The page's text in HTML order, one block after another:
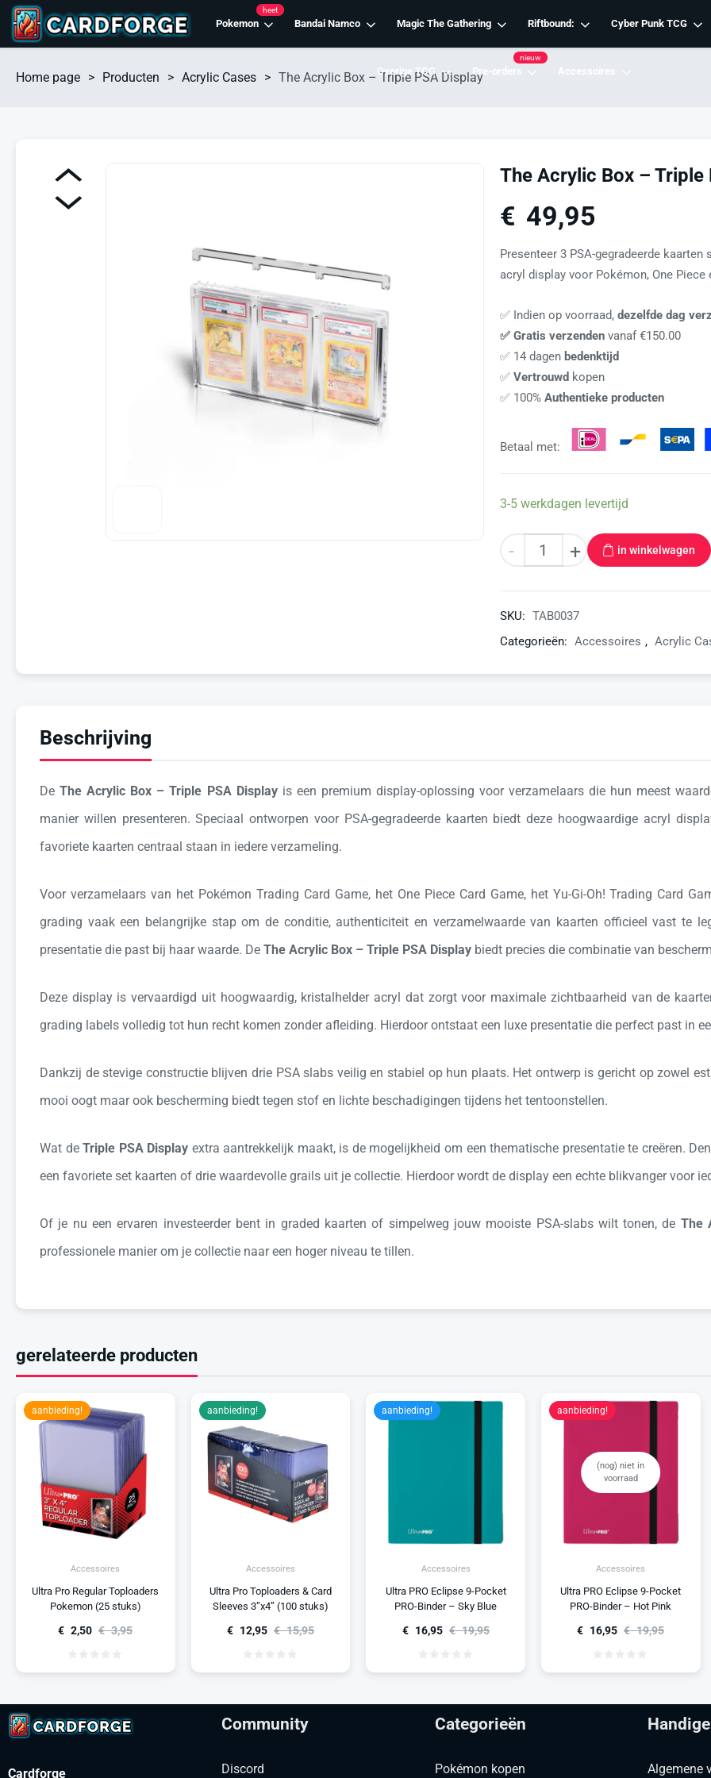
Pokemon
heet
Bandai Namco Magic The Gathering Riftbound: Cyber Punk TCG
Overige TCG Pre-orders
nieuw
Accessoires
Home page > Producten > Acrylic Cases > The Acrylic Box – Triple PSA Display
The Acrylic Box – Triple
€ 49,95
Presenteer 3 PSA-gegradeerde
acryl display voor Pokémon, One Piece
✅ Indien op voorraad, dezelfde dag
✅ Gratis verzenden vanaf €150.00
✅ 14 dagen bedenktijd
✅ Vertrouwd kopen
✅ 100% Authentieke producten
Betaal met:
3-5 werkdagen levertijd
- + in winkelwagen
SKU: TAB0037
Categorieën: Accessoires , Acrylic
Beschrijving
DeThe Acrylic Box – Triple PSA Displayis een premium display-oplossing voor verzamelaars die hun meest
manier willen presenteren. Speciaal ontworpen voor PSA-gegradeerde kaarten biedt deze hoogwaardige acryl
favoriete kaarten centraal staan in iedere verzameling.
Voor verzamelaars van het Pokémon Trading Card Game, het One Piece Card Game, het Yu-Gi-Oh! Trading Card
grading vaak een belangrijke stap om de conditie, authenticiteit en verzamelwaarde van kaarten officieel vast te
presentatie die past bij haar waarde. De The Acrylic Box – Triple PSA Display biedt precies die combinatie van
Deze display is vervaardigd uit hoogwaardig, kristalhelder acryl dat zorgt voor maximale zichtbaarheid van de
grading labels volledig tot hun recht komen zonder afleiding. Hierdoor ontstaat een luxe presentatie die perfect past in
Dankzij de stevige constructie blijven drie PSA slabs veilig en stabiel op hun plaats. Het ontwerp is gericht op zowel
mooi oogt maar ook bescherming biedt tegen stof en lichte beschadigingen tijdens het tentoonstellen.
Wat deTriple PSA Display extra aantrekkelijk maakt, is de mogelijkheid om een thematische presentatie te creëren.
een favoriete set kaarten of drie waardevolle grails uit je collectie. Hierdoor wordt de display een echte blikvanger voor
Of je nu een ervaren investeerder bent in graded kaarten of simpelweg jouw mooiste PSA-slabs wilt tonen, de The
professionele manier om je collectie naar een hoger niveau te tillen.
gerelateerde producten
Accessoires
Ultra Pro Regular Toploaders
Pokemon (25 stuks)
€ 3,95
€ 2,50
aanbieding!
Accessoires
Ultra Pro Toploaders & Card
Sleeves 3”x4” (100 stuks)
€ 15,95
€ 12,95
aanbieding!
Accessoires
Ultra PRO Eclipse 9-Pocket
PRO-Binder – Sky Blue
€ 19,95
€ 16,95
aanbieding!
(nog) niet in
voorraad
Accessoires
Ultra PRO Eclipse 9-Pocket
PRO-Binder – Hot Pink
€ 19,95
€ 16,95
aanbieding!
Cardforge
Community
Discord
Categorieën
Pokémon kopen Algemene